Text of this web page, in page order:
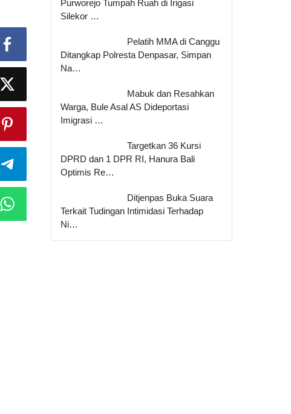
Purworejo Tumpah Ruah di Irigasi
Silekor …
Pelatih MMA di Canggu
Ditangkap Polresta Denpasar, Simpan
Na…
Mabuk dan Resahkan
Warga, Bule Asal AS Dideportasi
Imigrasi …
Targetkan 36 Kursi
DPRD dan 1 DPR RI, Hanura Bali
Optimis Re…
Ditjenpas Buka Suara
Terkait Tudingan Intimidasi Terhadap
Ni…